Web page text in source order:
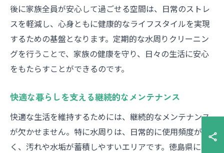
後に家族全員が安心して過ごせる空間は、日常のストレ
スを軽減し、心身ともに健康的なライフスタイルを実現
するための基盤となります。定期的な水周りクリーニン
グを行うことで、家族の健康を守り、日々の生活に安心
をもたらすことができるのです。
快適な暮らしを支える継続的なメンテナンス
快適な生活を維持するためには、継続的なメンテナンス
が欠かせません。特に水周りは、日常的に使用頻度が高
く、汚れや水垢が蓄積しやすいエリアです。徳島県にお